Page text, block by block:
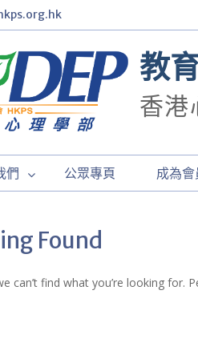
教
香港
們 公眾專頁 成為會
Found
can’t find what you’re looking for.